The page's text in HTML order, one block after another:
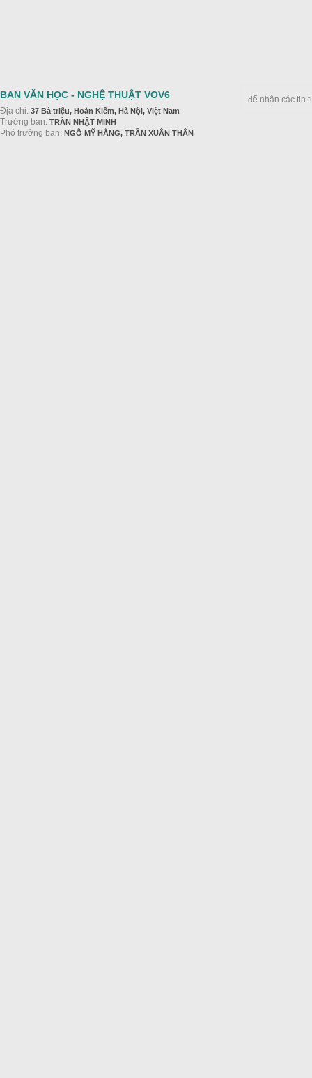
BAN VĂN HỌC - NGHỆ THUẬT VOV6
Địa chỉ: 37 Bà triệu, Hoàn Kiếm, Hà Nội, Việt Nam
Trưởng ban: TRẦN NHẬT MINH
Phó trưởng ban: NGÔ MỸ HẰNG, TRẦN XUÂN THÂN
để nhận các tin